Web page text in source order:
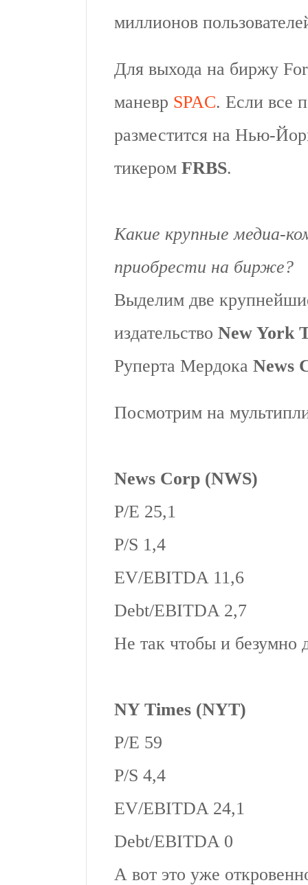
миллионов
Для выхода на биржу
маневр SPAC. Если все
разместится на Нью-
тикером FRBS.
Какие крупные медиа-
приобрести на бирже?
Выделим две
издательство New York
Руперта Мердока News
Посмотрим на
News Corp (NWS)
P/E 25,1
P/S 1,4
EV/EBITDA 11,6
Debt/EBITDA 2,7
Не так чтобы и
NY Times (NYT)
P/E 59
P/S 4,4
EV/EBITDA 24,1
Debt/EBITDA 0
А вот это уже